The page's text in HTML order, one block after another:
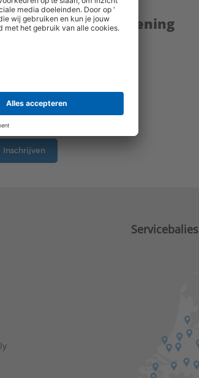
onze dienstverlening
Inschrijven
Servicebalies